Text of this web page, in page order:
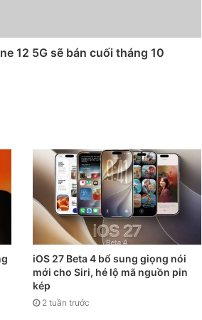
12 5G sẽ bán cuối tháng 10
iOS 27 Beta 4 bổ sung giọng nói
mới cho Siri, hé lộ mã nguồn pin
kép
2 tuần trước